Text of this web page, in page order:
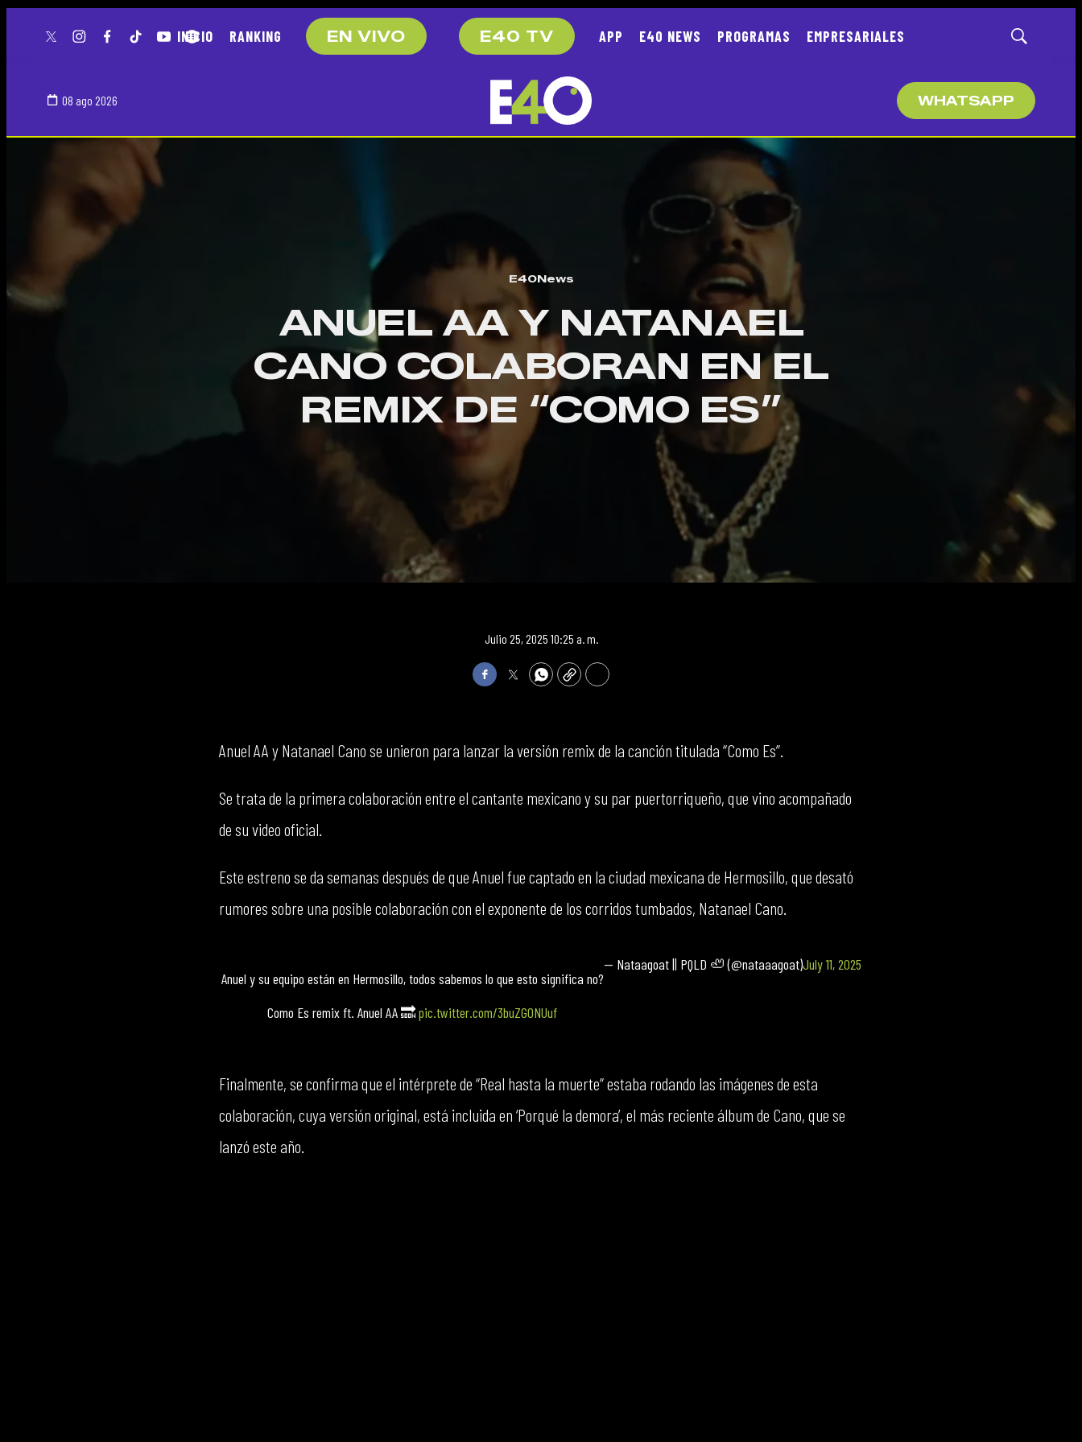
twitterinstagramfacebooktiktokyoutubespotify
INICIO RANKING EN VIVO E40 TV APP E40 NEWS PROGRAMAS EMPRESARIALES
Mostrar
08 ago 2026 WHATSAPP
E40News
ANUEL AA Y NATANAEL
CANO COLABORAN EN EL
REMIX DE “COMO ES”
Julio 25, 2025 10:25 a. m.
FacebookTwitterWhatsApp
Copy Print
Anuel AA y Natanael Cano se unieron para lanzar la versión remix de la canción titulada “Como Es”.
Se trata de la primera colaboración entre el cantante mexicano y su par puertorriqueño, que vino acompañado
de su video oficial.
Este estreno se da semanas después de que Anuel fue captado en la ciudad mexicana de Hermosillo, que desató
rumores sobre una posible colaboración con el exponente de los corridos tumbados, Natanael Cano.
Anuel y su equipo están en Hermosillo, todos sabemos lo que esto significa no?
Como Es remix ft. Anuel AA 🔜pic.twitter.com/3buZGONUuf
— Nataagoat || PQLD 🦥 (@nataaagoat)July 11, 2025
Finalmente, se confirma que el intérprete de “Real hasta la muerte” estaba rodando las imágenes de esta
colaboración, cuya versión original, está incluida en ‘Porqué la demora’, el más reciente álbum de Cano, que se
lanzó este año.